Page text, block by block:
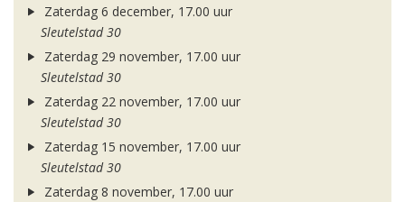
Zaterdag 6 december, 17.00 uur
Sleutelstad 30
Zaterdag 29 november, 17.00 uur
Sleutelstad 30
Zaterdag 22 november, 17.00 uur
Sleutelstad 30
Zaterdag 15 november, 17.00 uur
Sleutelstad 30
Zaterdag 8 november, 17.00 uur